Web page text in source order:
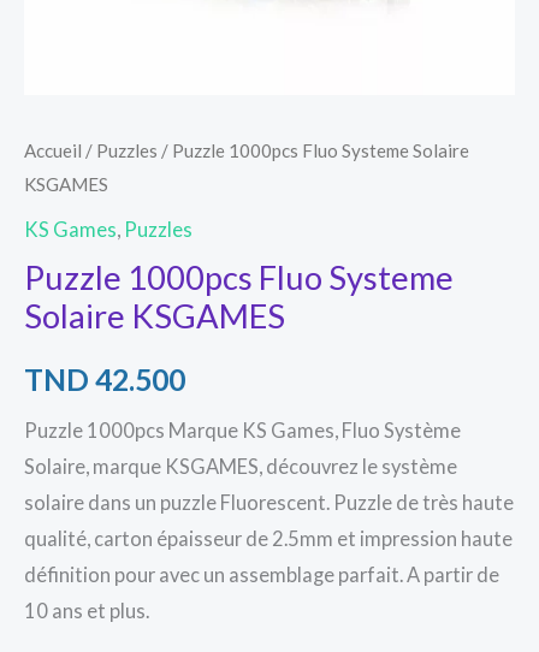
Accueil / Puzzles / Puzzle 1000pcs Fluo Systeme Solaire
KSGAMES
KS Games Puzzles
Puzzle 1000pcs Fluo Systeme
Solaire KSGAMES
TND 42.500
Puzzle 1000pcs Marque KS Games, Fluo Système
Solaire, marque KSGAMES, découvrez le système
solaire dans un puzzle Fluorescent. Puzzle de très haute
qualité, carton épaisseur de 2.5mm et impression haute
définition pour avec un assemblage parfait. A partir de
10 ans et plus.